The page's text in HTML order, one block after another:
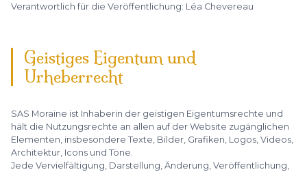
Verantwortlich für die Veröffentlichung: Léa Chevereau
Geistiges Eigentum und
Urheberrecht
SAS Moraine ist Inhaberin der geistigen Eigentumsrechte und
hält die Nutzungsrechte an allen auf der Website zugänglichen
Elementen, insbesondere Texte, Bilder, Grafiken, Logos, Videos,
Architektur, Icons und Töne.
Jede Vervielfältigung, Darstellung, Änderung, Veröffentlichung,